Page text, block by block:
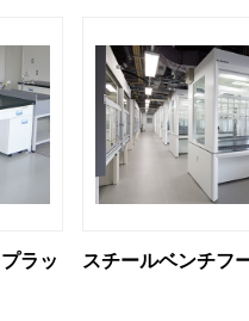
ワイドフリーベン